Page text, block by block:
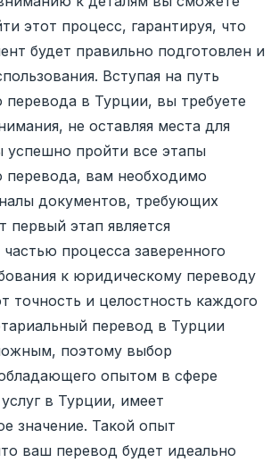
этот процесс, гарантируя, что
будет правильно подготовлен и
Вступая на путь
перевода в Турции, вы требуете
не оставляя места для
пройти все этапы
перевода, вам необходимо
документов, требующих
первый этап является
процесса заверенного
к юридическому переводу
точность и целостность каждого
перевод в Турции
поэтому выбор
опытом в сфере
в Турции, имеет
значение. Такой опыт
ваш перевод будет идеально